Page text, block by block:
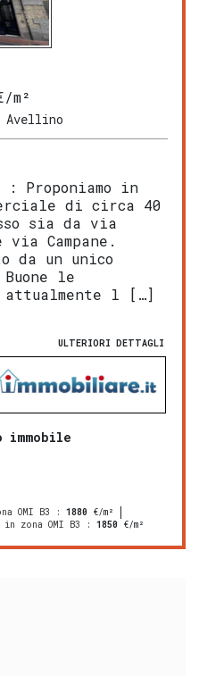
m²
Avellino
: Proponiamo in
di circa 40
sia da via
Campane.
da un unico
le
l […]
ULTERIORI DETTAGLI
immobile
OMI B3 : 1880 €/m²
zona OMI B3 : 1850 €/m²